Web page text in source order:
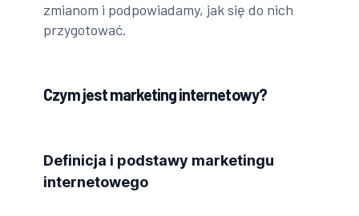
zmianom i podpowiadamy, jak się do nich
przygotować.
Czym jest marketing internetowy?
Definicja i podstawy marketingu
internetowego